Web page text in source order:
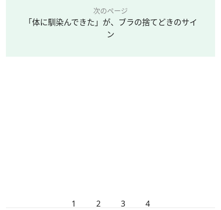
次のページ
「体に馴染んできた」が、ブラの捨てどきのサイ
ン
1 2 3 4